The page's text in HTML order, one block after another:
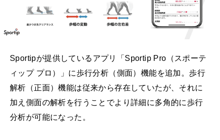
Sportipが提供しているアプリ「Sportip Pro（スポーテ
ィップ プロ）」に歩行分析（側面）機能を追加。歩行
解析（正面）機能は従来から存在していたが、それに
加え側面の解析を行うことでより詳細に多角的に歩行
分析が可能になった。